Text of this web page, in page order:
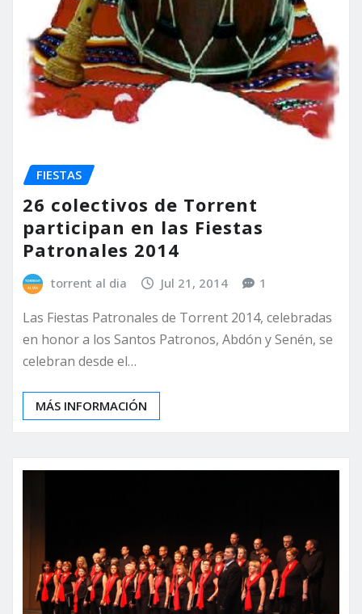
FIESTAS
26 colectivos de Torrent
participan en las Fiestas
Patronales 2014
torrent al dia Jul 21, 2014 1
Las Fiestas Patronales de Torrent 2014, celebradas
en honor a los Santos Patronos, Abdón y Senén, se
celebran desde el…
MÁS INFORMACIÓN